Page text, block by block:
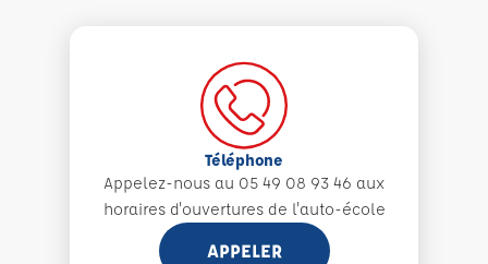
Téléphone
Appelez-nous au 05 49 08 93 46 aux
horaires d'ouvertures de l'auto-école
APPELER